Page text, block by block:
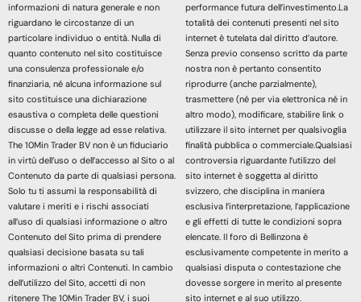
informazioni di natura generale e non
riguardano le circostanze di un
particolare individuo o entità. Nulla di
quanto contenuto nel sito costituisce
una consulenza professionale e/o
finanziaria, né alcuna informazione sul
sito costituisce una dichiarazione
esaustiva o completa delle questioni
discusse o della legge ad esse relativa.
The 10Min Trader BV non è un fiduciario
in virtù dell’uso o dell’accesso al Sito o al
Contenuto da parte di qualsiasi persona.
Solo tu ti assumi la responsabilità di
valutare i meriti e i rischi associati
all’uso di qualsiasi informazione o altro
Contenuto del Sito prima di prendere
qualsiasi decisione basata su tali
informazioni o altri Contenuti. In cambio
dell’utilizzo del Sito, accetti di non
ritenere The 10Min Trader BV, i suoi
performance futura dell’investimento.La
totalità dei contenuti presenti nel sito
internet è tutelata dal diritto d’autore.
Senza previo consenso scritto da parte
nostra non è pertanto consentito
riprodurre (anche parzialmente),
trasmettere (né per via elettronica né in
altro modo), modificare, stabilire link o
utilizzare il sito internet per qualsivoglia
finalità pubblica o commerciale.Qualsiasi
controversia riguardante l’utilizzo del
sito internet è soggetta al diritto
svizzero, che disciplina in maniera
esclusiva l’interpretazione, l’applicazione
e gli effetti di tutte le condizioni sopra
elencate. Il foro di Bellinzona è
esclusivamente competente in merito a
qualsiasi disputa o contestazione che
dovesse sorgere in merito al presente
sito internet e al suo utilizzo.